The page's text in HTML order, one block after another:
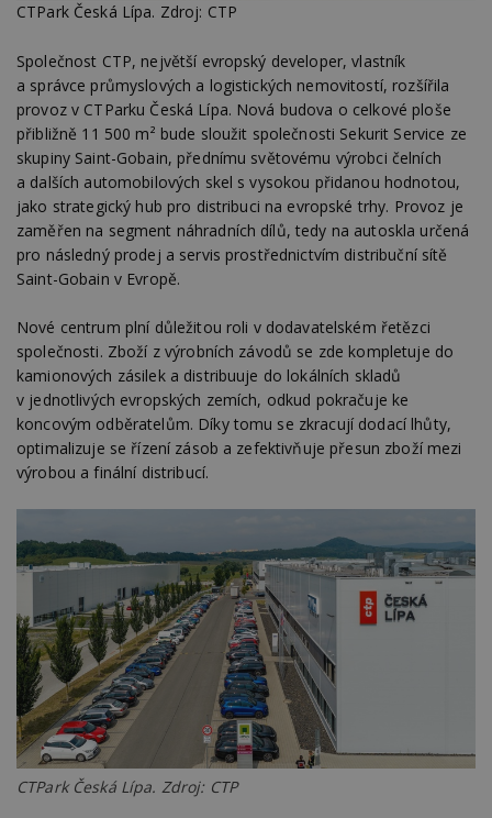
CTPark Česká Lípa. Zdroj: CTP
Společnost CTP, největší evropský developer, vlastník
a správce průmyslových a logistických nemovitostí, rozšířila
provoz v CTParku Česká Lípa. Nová budova o celkové ploše
přibližně 11 500 m² bude sloužit společnosti Sekurit Service ze
skupiny Saint-Gobain, přednímu světovému výrobci čelních
a dalších automobilových skel s vysokou přidanou hodnotou,
jako strategický hub pro distribuci na evropské trhy. Provoz je
zaměřen na segment náhradních dílů, tedy na autoskla určená
pro následný prodej a servis prostřednictvím distribuční sítě
Saint-Gobain v Evropě.
Nové centrum plní důležitou roli v dodavatelském řetězci
společnosti. Zboží z výrobních závodů se zde kompletuje do
kamionových zásilek a distribuuje do lokálních skladů
v jednotlivých evropských zemích, odkud pokračuje ke
koncovým odběratelům. Díky tomu se zkracují dodací lhůty,
optimalizuje se řízení zásob a zefektivňuje přesun zboží mezi
výrobou a finální distribucí.
CTPark Česká Lípa. Zdroj: CTP